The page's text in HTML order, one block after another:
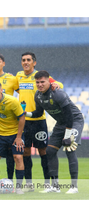
Daniel Pino, Agencia